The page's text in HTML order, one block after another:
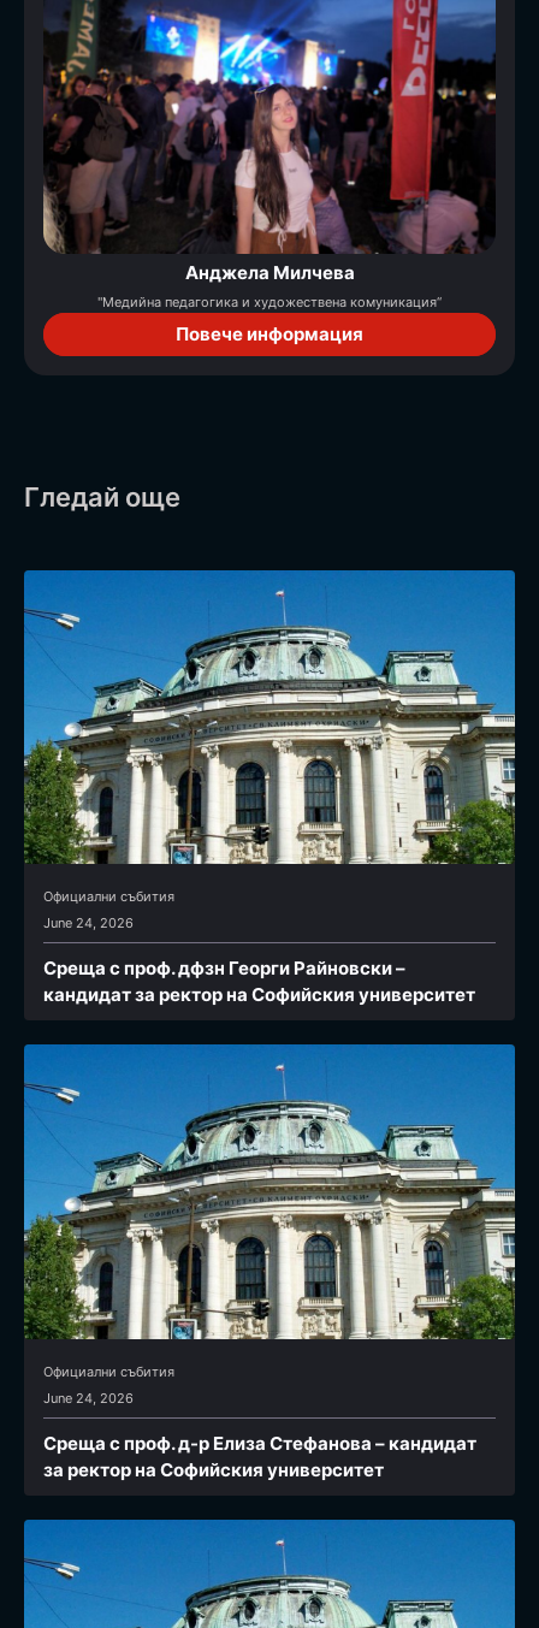
Анджела Милчева
"Медийна педагогика и художествена комуникация“
Повече информация
Гледай още
Официални събития
June 24, 2026
Среща с проф. дфзн Георги Райновски –
кандидат за ректор на Софийския университет
Официални събития
June 24, 2026
Среща с проф. д-р Елиза Стефанова – кандидат
за ректор на Софийския университет